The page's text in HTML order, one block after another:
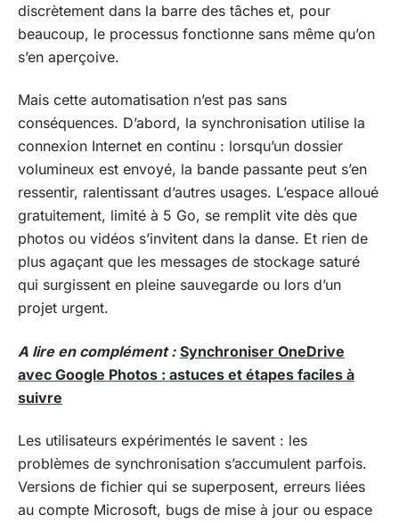
discrètement dans la barre des tâches et, pour
beaucoup, le processus fonctionne sans même qu’on
s’en aperçoive.
Mais cette automatisation n’est pas sans
conséquences. D’abord, la synchronisation utilise la
connexion Internet en continu : lorsqu’un dossier
volumineux est envoyé, la bande passante peut s’en
ressentir, ralentissant d’autres usages. L’espace alloué
gratuitement, limité à 5 Go, se remplit vite dès que
photos ou vidéos s’invitent dans la danse. Et rien de
plus agaçant que les messages de stockage saturé
qui surgissent en pleine sauvegarde ou lors d’un
projet urgent.
A lire en complément : Synchroniser OneDrive
avec Google Photos : astuces et étapes faciles à
suivre
Les utilisateurs expérimentés le savent : les
problèmes de synchronisation s’accumulent parfois.
Versions de fichier qui se superposent, erreurs liées
au compte Microsoft, bugs de mise à jour ou espace